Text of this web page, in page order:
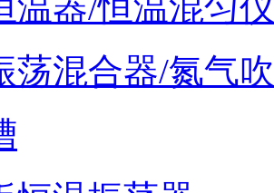
荡混合器/氮气